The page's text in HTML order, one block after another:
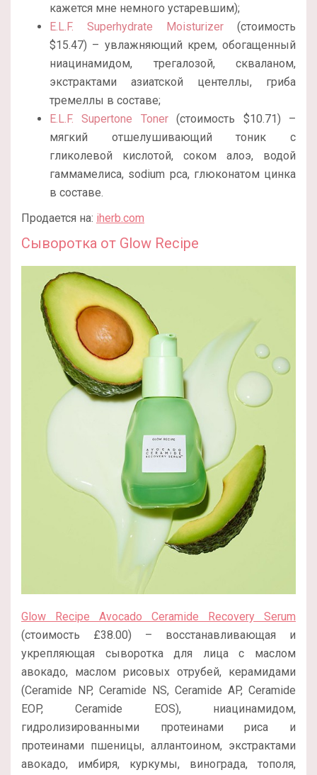
кажется мне немного устаревшим);
E.L.F. Superhydrate Moisturizer (стоимость
$15.47) – увлажняющий крем, обогащенный
ниацинамидом, трегалозой, скваланом,
экстрактами азиатской центеллы, гриба
тремеллы в составе;
E.L.F. Supertone Toner(стоимость $10.71) –
мягкий отшелушивающий тоник с
гликолевой кислотой, соком алоэ, водой
гаммамелиса, sodium pca, глюконатом цинка
в составе.
Продается на: iherb.com
Сыворотка от Glow Recipe
Glow Recipe Avocado Ceramide Recovery Serum
(стоимость £38.00) – восстанавливающая и
укрепляющая сыворотка для лица с маслом
авокадо, маслом рисовых отрубей, керамидами
(Ceramide NP, Ceramide NS, Ceramide AP, Ceramide
EOP, Ceramide EOS), ниацинамидом,
гидролизированными протеинами риса и
протеинами пшеницы, аллантоином, экстрактами
авокадо, имбиря, куркумы, винограда, тополя,